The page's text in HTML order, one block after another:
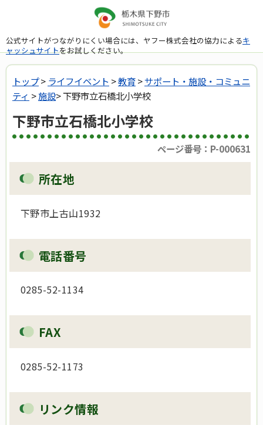
公式サイトがつながりにくい場合には、ヤフー株式会社の協力によるキ
ャッシュサイトをお試しください。
トップ> ライフイベント >教育>サポート・施設・コミュニ
ティ >施設> 下野市立石橋北小学校
下野市立石橋北小学校
ページ番号：P-000631
所在地
下野市上古山1932
電話番号
0285-52-1134
FAX
0285-52-1173
リンク情報